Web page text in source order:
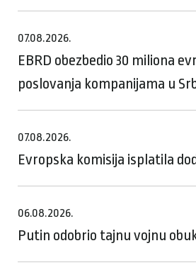
07.08.2026.
EBRD obezbedio 30 miliona
poslovanja kompanijama u
07.08.2026.
Evropska komisija isplatila
06.08.2026.
Putin odobrio tajnu vojnu